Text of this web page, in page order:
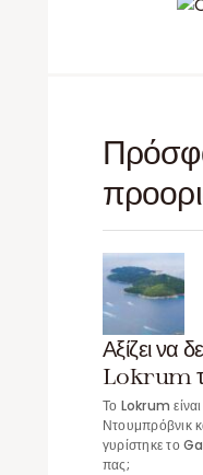
Αξίζει να
Lokrum
Το Lokrum είναι ο φύλακας του
Ντουμπρόβνικ
γυρίστηκε το
πας;